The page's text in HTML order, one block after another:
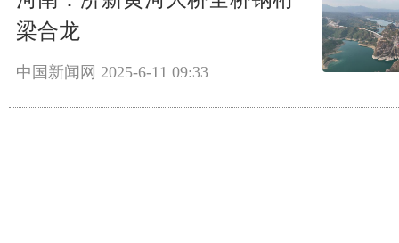
梁合龙
中国新闻网 2025-6-11 09:33